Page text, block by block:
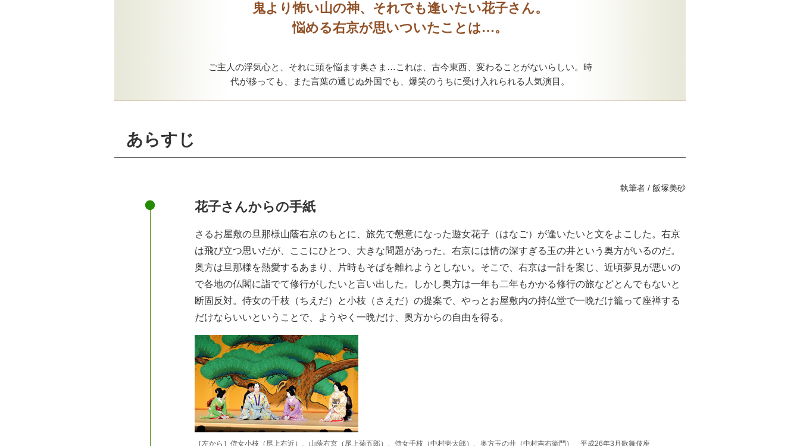
鬼より怖い山の神、それでも逢いたい花子さん。
悩める右京が思いついたことは…。
ご主人の浮気心と、それに頭を悩ます奥さま…これは、古今東西、変わることがないらしい。時
代が移っても、また言葉の通じぬ外国でも、爆笑のうちに受け入れられる人気演目。
あらすじ
執筆者 / 飯塚美砂
花子さんからの手紙
さるお屋敷の旦那様山蔭右京のもとに、旅先で懇意になった遊女花子（はなご）が逢いたいと文をよこした。右京
は飛び立つ思いだが、ここにひとつ、大きな問題があった。右京には情の深すぎる玉の井という奥方がいるのだ。
奥方は旦那様を熱愛するあまり、片時もそばを離れようとしない。そこで、右京は一計を案じ、近頃夢見が悪いの
で各地の仏閣に詣でて修行がしたいと言い出した。しかし奥方は一年も二年もかかる修行の旅などとんでもないと
断固反対。侍女の千枝（ちえだ）と小枝（さえだ）の提案で、やっとお屋敷内の持仏堂で一晩だけ籠って座禅する
だけならいいということで、ようやく一晩だけ、奥方からの自由を得る。
［左から］侍女小枝（尾上右近）、山蔭右京（尾上菊五郎）、侍女千枝（中村壱太郎）、奥方玉の井（中村吉右衛門） 平成26年3月歌舞伎座